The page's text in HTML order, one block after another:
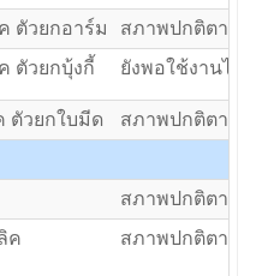
ตัวยกอาร์ม
สภาพปกติตาม
ตัวยกบุ้งกี้
ยังพอใช้งานได้
ตัวยกใบมีด
สภาพปกติตาม
สภาพปกติตาม
ค
สภาพปกติตาม